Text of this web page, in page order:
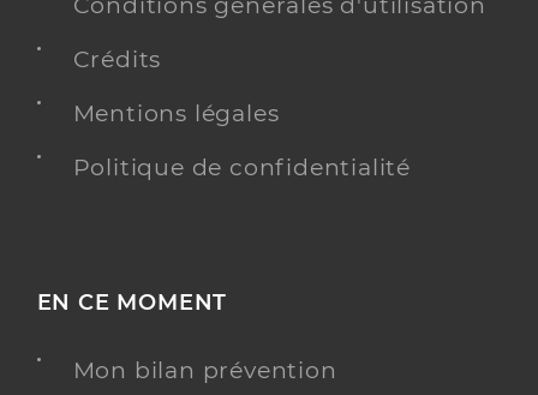
Service d'hospitalisation ambulatoire
Adresse
63 Boulevard Victor Hugo, 92200 Neuilly-sur-
Seine
Crédits
Mentions légales
Politique de confidentialité
EN CE MOMENT
Mon bilan prévention